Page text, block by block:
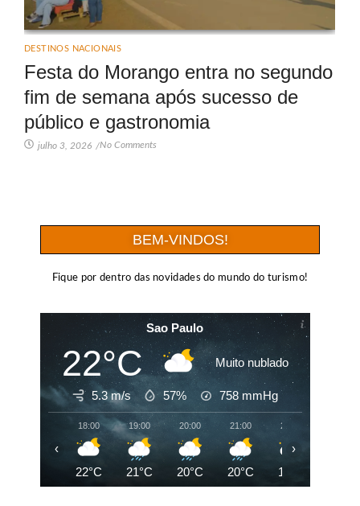
DESTINOS NACIONAIS
Festa do Morango entra no segundo
fim de semana após sucesso de
público e gastronomia
julho 3, 2026 /No Comments
BEM-VINDOS!
Fique por dentro das novidades do mundo do turismo!
Sao Paulo
22°C Muito nublado
5.3 m/s 57% 758 mmHg
18:00
22°C
19:00
21°C
20:00
20°C
21:00
20°C
22:00
19°C
‹ ›